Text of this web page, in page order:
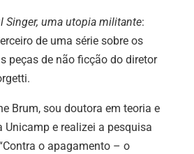
Singer, uma utopia militante:
de uma série sobre os
peças de não ficção do diretor
Brum, sou doutora em teoria e
e realizei a pesquisa
o apagamento – o